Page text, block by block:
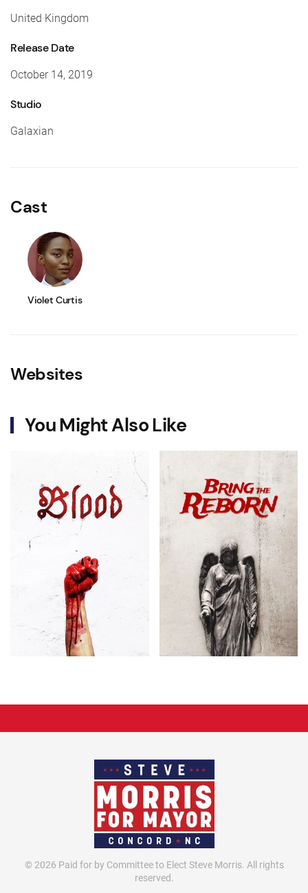
United Kingdom
Release Date
October 14, 2019
Studio
Galaxian
Cast
Violet Curtis
Websites
You Might Also Like
© 2026 Paid for by Committee to Elect Steve Morris. All rights
reserved.